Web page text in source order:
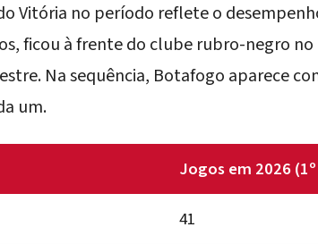
Vitória no período reflete o
ficou à frente do clube rubro-negro no
Na sequência, Botafogo aparece
um.
Jogos em 2026
41